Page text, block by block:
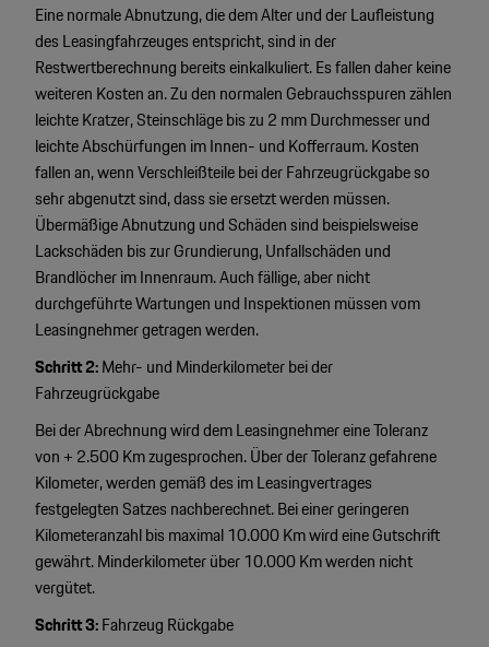
Eine normale Abnutzung, die dem Alter und der Laufleistung
des Leasingfahrzeuges entspricht, sind in der
Restwertberechnung bereits einkalkuliert. Es fallen daher keine
weiteren Kosten an. Zu den normalen Gebrauchsspuren zählen
leichte Kratzer, Steinschläge bis zu 2 mm Durchmesser und
leichte Abschürfungen im Innen- und Kofferraum. Kosten
fallen an, wenn Verschleißteile bei der Fahrzeugrückgabe so
sehr abgenutzt sind, dass sie ersetzt werden müssen.
Übermäßige Abnutzung und Schäden sind beispielsweise
Lackschäden bis zur Grundierung, Unfallschäden und
Brandlöcher im Innenraum. Auch fällige, aber nicht
durchgeführte Wartungen und Inspektionen müssen vom
Leasingnehmer getragen werden.
Schritt 2:Mehr- und Minderkilometer bei der
Fahrzeugrückgabe
Bei der Abrechnung wird dem Leasingnehmer eine Toleranz
von + 2.500 Km zugesprochen. Über der Toleranz gefahrene
Kilometer, werden gemäß des im Leasingvertrages
festgelegten Satzes nachberechnet. Bei einer geringeren
Kilometeranzahl bis maximal 10.000 Km wird eine Gutschrift
gewährt. Minderkilometer über 10.000 Km werden nicht
vergütet.
Schritt 3:Fahrzeug Rückgabe